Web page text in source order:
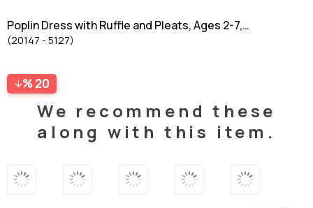
Poplin Dress with Ruffle and Pleats, Ages 2-7,
Fuchsia
(20147 - 5127)
20
We recommend these
along with this item.